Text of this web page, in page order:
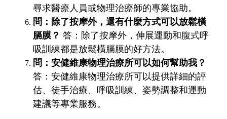
尋求醫療人員或物理治療師的專業協助。
問：除了按摩外，還有什麼方式可以放鬆橫
膈膜？ 答：除了按摩外，伸展運動和腹式呼
吸訓練都是放鬆橫膈膜的好方法。
問：安健維康物理治療所可以如何幫助我？
答：安健維康物理治療所可以提供詳細的評
估、徒手治療、呼吸訓練、姿勢調整和運動
建議等專業服務。